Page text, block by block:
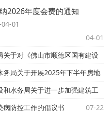
2026年度会费的通知
01
04-01
于对《佛山市顺德区国有建设
查征求公众意见的公告【佛自
11-28
局关于开展2025年下半年房地
08-28
水务局关于进一步加强建筑工
知
07-29
病防控工作的倡议书 07-22